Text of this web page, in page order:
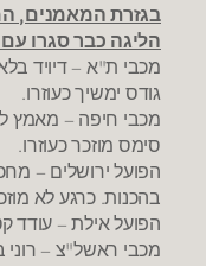
בגזרת המאמנים,
הליגה כבר סגרו
מכבי ת"א – דיויד
גודס ימשיך כעוזרו.
מכבי חיפה – מאמץ
סימס מוזכר כעוזרו.
הפועל ירושלים –
בהכנות. כרגע לא
הפועל אילת – עודד
מכבי ראשל"צ – רוני